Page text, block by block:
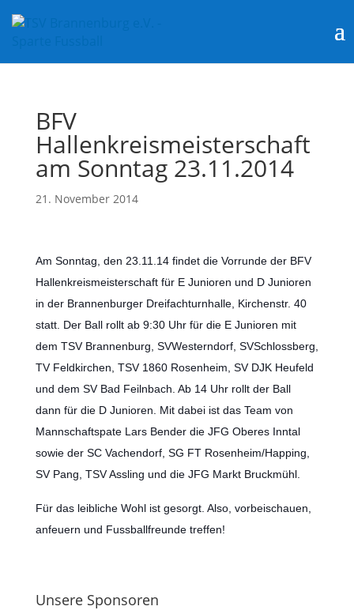
BFV
Hallenkreismeisterschaft
am Sonntag 23.11.2014
21. November 2014
Am Sonntag, den 23.11.14 findet die Vorrunde der BFV
Hallenkreismeisterschaft für E Junioren und D Junioren
in der Brannenburger Dreifachturnhalle, Kirchenstr. 40
statt. Der Ball rollt ab 9:30 Uhr für die E Junioren mit
dem TSV Brannenburg, SVWesterndorf, SVSchlossberg,
TV Feldkirchen, TSV 1860 Rosenheim, SV DJK Heufeld
und dem SV Bad Feilnbach. Ab 14 Uhr rollt der Ball
dann für die D Junioren. Mit dabei ist das Team von
Mannschaftspate Lars Bender die JFG Oberes Inntal
sowie der SC Vachendorf, SG FT Rosenheim/Happing,
SV Pang, TSV Assling und die JFG Markt Bruckmühl.
Für das leibliche Wohl ist gesorgt. Also, vorbeischauen,
anfeuern und Fussballfreunde treffen!
Unsere Sponsoren